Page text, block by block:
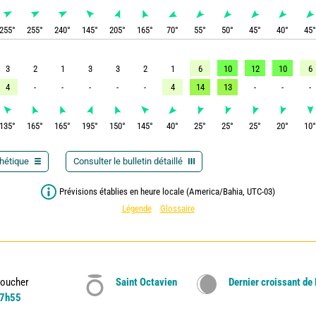
255° 255° 240° 145° 205° 165° 70° 55° 50° 45° 40° 45°
3 2 1 3 3 2 1 6 10 12 10
6
4
- - - - - 4 14 13 - - -
135° 165° 165° 195° 150° 145° 40° 25° 25° 25° 20° 10°
Consulter le bulletin détaillé
Prévisions établies en heure locale (America/Bahia, UTC-03)
Légende
Glossaire
Saint Octavien Dernier croissant de